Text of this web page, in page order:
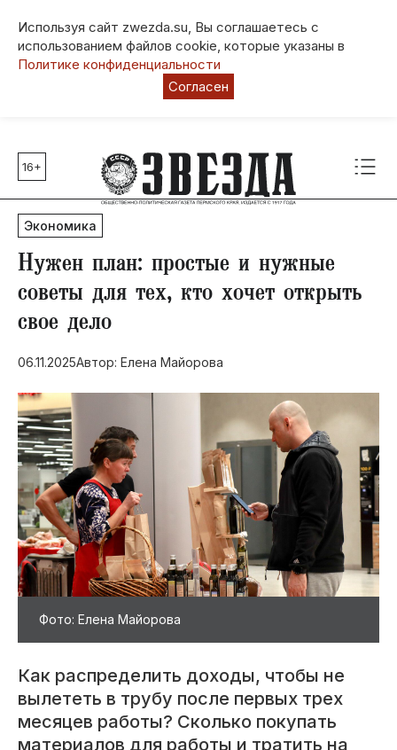
Используя сайт zwezda.su, Вы соглашаетесь с
использованием файлов cookie, которые указаны в
Политике конфиденциальности
Согласен
Главные темы
80 лет Победы
Молодежная столица РФ
СВО
Социальная поддержка
Инфраструктура
Благоустройство
16+
Экономика
Нужен план: простые и нужные
советы для тех, кто хочет открыть
свое дело
06.11.2025Автор: Елена Майорова
Фото: Елена Майорова
Как распределить доходы, чтобы не
вылететь в трубу после первых трех
месяцев работы? Сколько покупать
материалов для работы и тратить на